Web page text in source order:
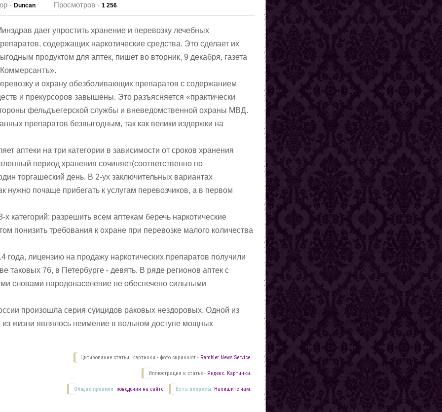
-Duncan Просмотров -1 256
дает упростить хранение и перевозку лечебных
содержащих наркотические средства. Это сделает их
продуктом для аптек, пишет во вторник, 9 декабря, газета
и охрану обезболивающих препаратов с содержанием
и прекурсоров завышены. Это разъясняется «практически
фельдъегерской службы и вневедомственной охраны МВД.
препаратов безвыгодным, так как велики издержки на
аптеки на три категории в зависимости от сроков хранения
период хранения сочиняет(соответственно по
торгашеский день. В 2-ух заключительных вариантах
нужно почаще прибегать к услугам перевозчиков, а в первом
категорий: разрешить всем аптекам беречь наркотические
понизить требования к охране при перевозке малого количества
лицензию на продажу наркотических препаратов получили
таковых 76, в Петербурге - девять. В ряде регионов аптек с
словами народонаселение не обеспечено сильными
произошла серия суицидов раковых нездоровых. Одной из
из жизни являлось неимение в вольном доступе мощных
Цитирование статьи, картинки - фото скриншот - Rambler News Service.
Иллюстрация к статье - Яндекс. Картинки.
Есть вопросы. Напишите нам.
Общие правила поведения на сайте.